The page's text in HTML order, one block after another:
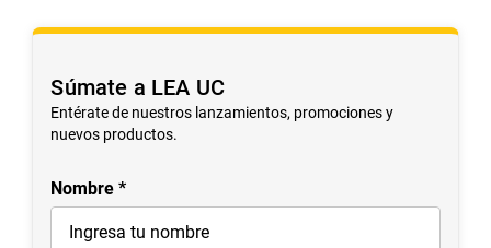
Súmate a LEA UC
Entérate de nuestros lanzamientos, promociones y
nuevos productos.
Nombre